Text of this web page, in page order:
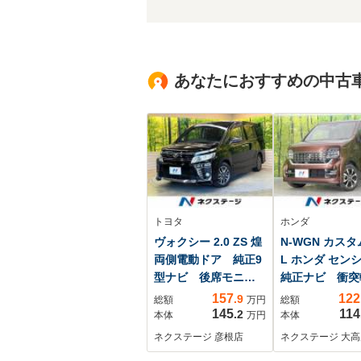
あなたにおすすめの中古
トヨタ
ヴォクシー 2.0 ZS 煌
両側電動ドア 純正9
型ナビ 後席モニタ
ー バックカメラ
ETC 禁煙車 スマ
ートキー LEDヘッ
総額 157.9 万円
本体
145.2 万円
ネクステージ 彦根店
ホンダ
N-WGN カスタ
L ホンダ セン
純正ナビ 衝突
装置 アダプテ
クルーズコン
ル バックカ
総額 122
本体 114
ネクステージ 大